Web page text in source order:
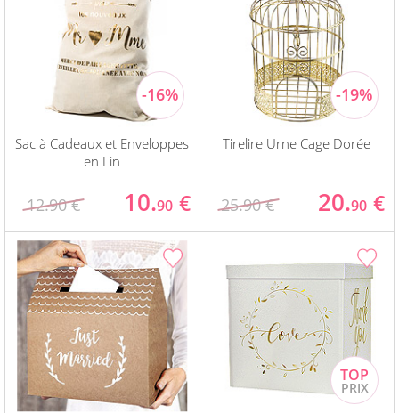
Sac à Cadeaux et Enveloppes
en Lin
12.90 € 10.90 €
Tirelire Urne Cage Dorée
25.90 € 20.90 €